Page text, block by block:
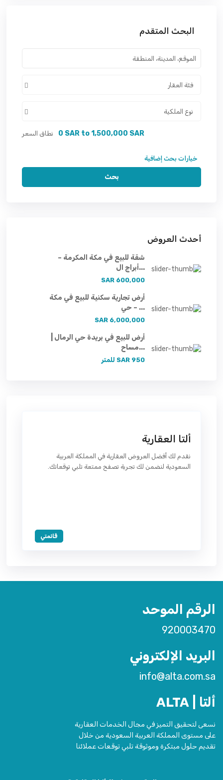
البحث المتقدم
فئة العقار
نوع الملكية
نطاق السعر 0 SAR to 1,500,000 SAR
خيارات بحث إضافية
بحث
أحدث العروض
شقة للبيع في مكة المكرمة –
أبراج ال...
600,000 SAR
أرض تجارية سكنية للبيع في مكة
– حي ...
6,000,000 SAR
أرض للبيع في بريدة حي الرمال |
مساح...
950 SAR للمتر
ألتا العقارية
نقدم لك أفضل العروض العقارية في المملكة العربية
السعودية لنضمن لك تجربة تصفح ممتعة تلبي توقعاتك.
قائمتي
الرقم الموحد
920003470
البريد الإلكتروني
info@alta.com.sa
ألتا | ALTA
نسعى لتحقيق التميز في مجال الخدمات العقارية
على مستوى المملكة العربية السعودية من خلال
تقديم حلول مبتكرة وموثوقة تلبي توقعات عملائنا